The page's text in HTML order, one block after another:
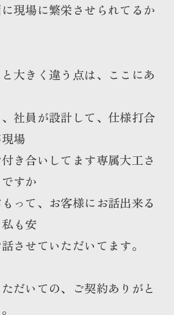
現場に繁栄させられてるか
大きく違う点は、ここにあ
社員が設計して、仕様打合
場
き合いしてます専属大工さ
すか
って、お客様にお話出来る
も安
させていただいてます。
だいての、ご契約ありがと